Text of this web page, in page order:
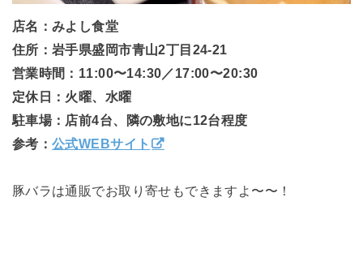
店名：みよし食堂
住所：岩手県盛岡市青山2丁目24-21
営業時間：11:00〜14:30／17:00〜20:30
定休日：火曜、水曜
駐車場：店前4台、隣の敷地に12台程度
参考：公式WEBサイト
豚バラは通販でお取り寄せもできますよ〜〜！